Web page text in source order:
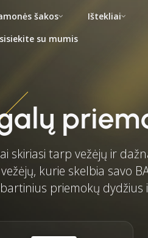
šakos Ištekliai
su mumis
skiriasi tarp vežėjų ir
kurie skelbia savo
priemokų